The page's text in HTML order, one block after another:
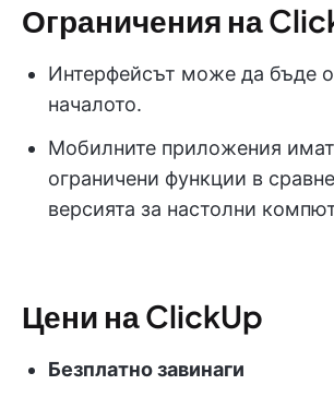
Ограничения на
Интерфейсът може да бъде
началото.
Мобилните приложения
ограничени функции в
версията за настолни
Цени на ClickUp
Безплатно завинаги